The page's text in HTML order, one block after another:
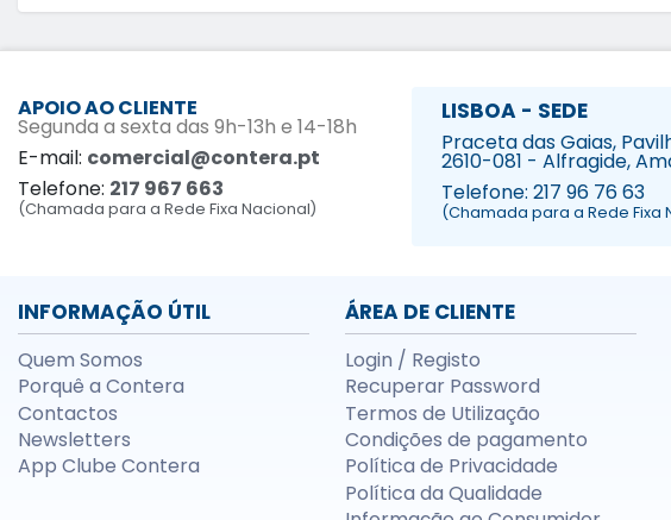
APOIO AO CLIENTE
Segunda a sexta das 9h-13h e 14-18h
E-mail: comercial@contera.pt
Telefone: 217 967 663
(Chamada para a Rede Fixa Nacional)
LISBOA - SEDE
Praceta das Gaias,
2610-081 - Alfragide,
Telefone: 217 96 76 63
(Chamada para a Rede Fixa
INFORMAÇÃO ÚTIL
Quem Somos
Porquê a Contera
Contactos
Newsletters
App Clube Contera
ÁREA DE CLIENTE
Login / Registo
Recuperar Password
Termos de Utilização
Condições de pagamento
Política de Privacidade
Política da Qualidade